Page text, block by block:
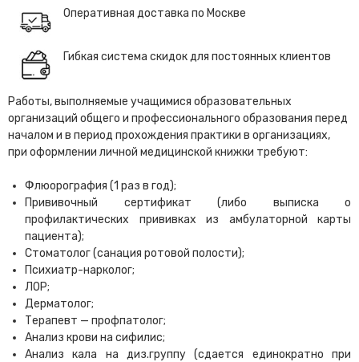
Оперативная доставка по Москве
Гибкая система скидок для постоянных клиентов
Работы, выполняемые учащимися образовательных
организаций общего и профессионального образования перед
началом и в период прохождения практики в организациях,
при оформлении личной медицинской книжки требуют:
Флюорография (1 раз в год);
Прививочный сертификат (либо выписка о
профилактических прививках из амбулаторной карты
пациента);
Стоматолог (санация ротовой полости);
Психиатр-нарколог;
ЛОР;
Дерматолог;
Терапевт — профпатолог;
Анализ крови на сифилис;
Анализ кала на диз.группу (сдается единократно при